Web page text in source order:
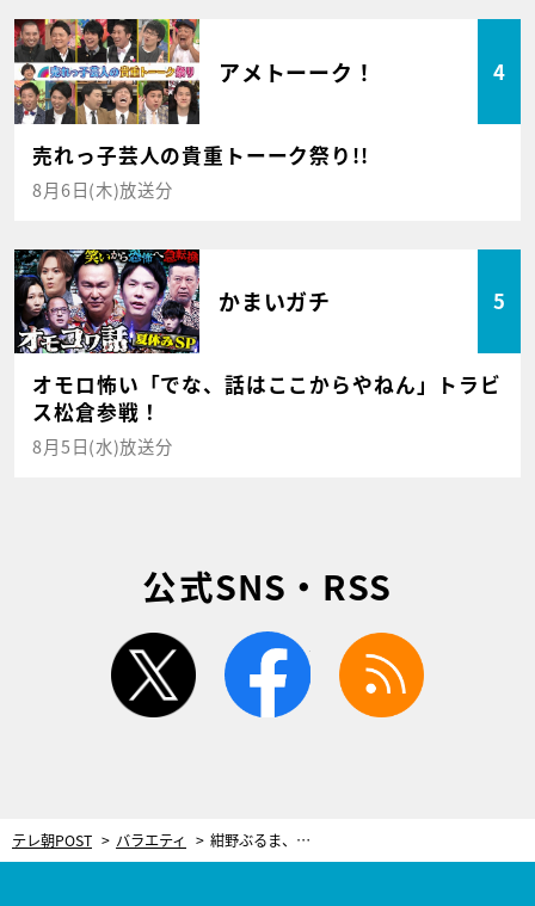
アメトーーク！ 4
売れっ子芸人の貴重トーーク祭り!!
8月6日(木)放送分
かまいガチ 5
オモロ怖い「でな、話はここからやねん」トラビ
ス松倉参戦！
8月5日(水)放送分
公式SNS・RSS
twitter facebook
テレ朝POST バラエティ 紺野ぶるま、涙でメッセージ！目的なく高校を辞めると…待ち受ける静かな地獄の数々